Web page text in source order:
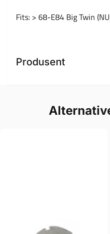
Fits: > 68-E84 Big Twin
Produsent